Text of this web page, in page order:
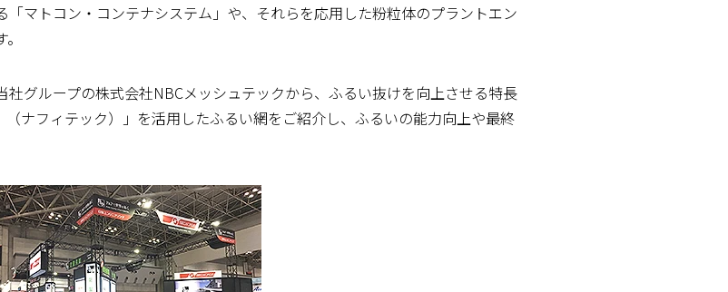
マトコン・コンテナシステム」や、それらを応用した粉粒体のプラントエン
グループの株式会社NBCメッシュテックから、ふるい抜けを向上させる特長
ナフィテック）」を活用したふるい網をご紹介し、ふるいの能力向上や最終